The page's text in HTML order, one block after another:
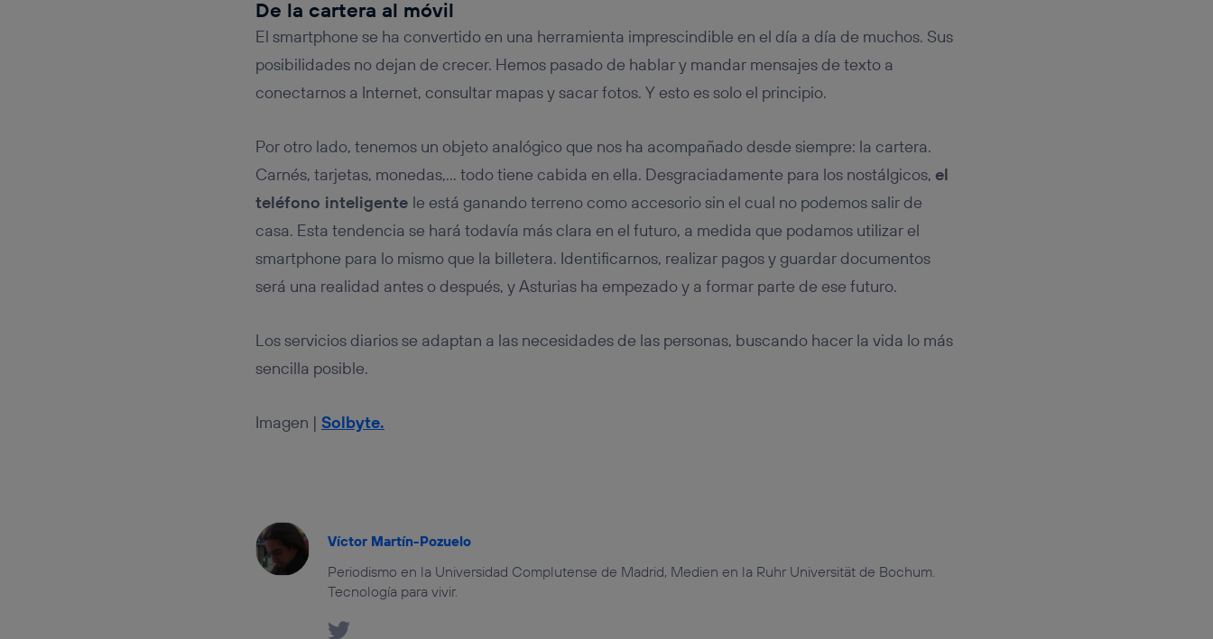
De la cartera al móvil
El smartphone se ha convertido en una herramienta imprescindible en el día a día de muchos. Sus
posibilidades no dejan de crecer. Hemos pasado de hablar y mandar mensajes de texto a
conectarnos a Internet, consultar mapas y sacar fotos. Y esto es solo el principio.
Por otro lado, tenemos un objeto analógico que nos ha acompañado desde siempre: la cartera.
Carnés, tarjetas, monedas,… todo tiene cabida en ella. Desgraciadamente para los nostálgicos, el
teléfono inteligente le está ganando terreno como accesorio sin el cual no podemos salir de
casa. Esta tendencia se hará todavía más clara en el futuro, a medida que podamos utilizar el
smartphone para lo mismo que la billetera. Identificarnos, realizar pagos y guardar documentos
será una realidad antes o después, y Asturias ha empezado y a formar parte de ese futuro.
Los servicios diarios se adaptan a las necesidades de las personas, buscando hacer la vida lo más
sencilla posible.
Imagen | Solbyte.
Víctor Martín-Pozuelo
Periodismo en la Universidad Complutense de Madrid, Medien en la Ruhr Universität de Bochum.
Tecnología para vivir.